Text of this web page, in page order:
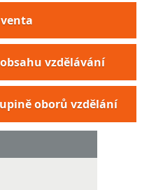
vzdělávání
oborů vzdělání